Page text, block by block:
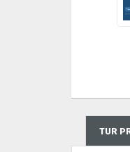
TUR